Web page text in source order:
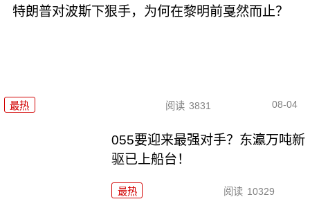
特朗普对波斯下狠手，为何在黎明前戛然而止？
最热 阅读 3831 08-04
055要迎来最强对手？东瀛万吨新
驱已上船台！
最热 阅读 10329